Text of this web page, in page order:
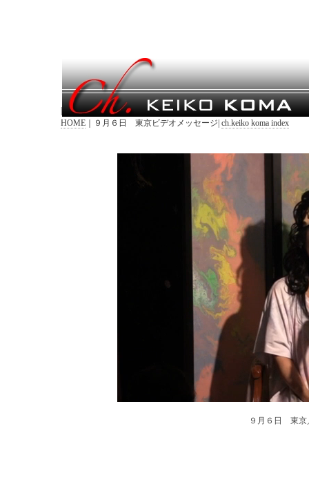
HOME｜９月６日 東京ビデオメッセージ| ch.keiko koma index
９月６日 東京